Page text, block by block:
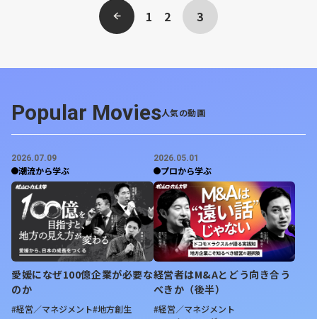
‹ 前へ 1 2 3
Popular Movies人気の動画
2026.07.09
潮流から学ぶ
愛媛になぜ100億企業が必要な
のか
#経営／マネジメント#地方創生
2026.05.01
プロから学ぶ
経営者はM&Aとどう向き合う
べきか（後半）
#経営／マネジメント